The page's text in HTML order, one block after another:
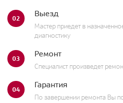
02 Выезд
Мастер приедет в
диагностику
03 Ремонт
Специалист произведет
04 Гарантия
По завершении ремонта Вы